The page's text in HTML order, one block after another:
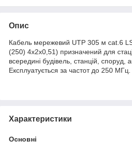
Опис
Кабель мережевий UTP 305 м cat.6
(250) 4x2x0,51) призначений для
всередині будівель, станцій, споруд,
Експлуатується за частот до 250 МГц.
Характеристики
Основні